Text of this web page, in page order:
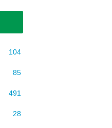
104
85
491
28